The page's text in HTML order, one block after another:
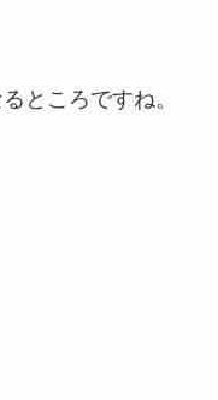
ところですね。